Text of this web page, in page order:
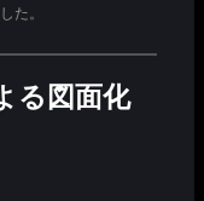
た。
る図面化